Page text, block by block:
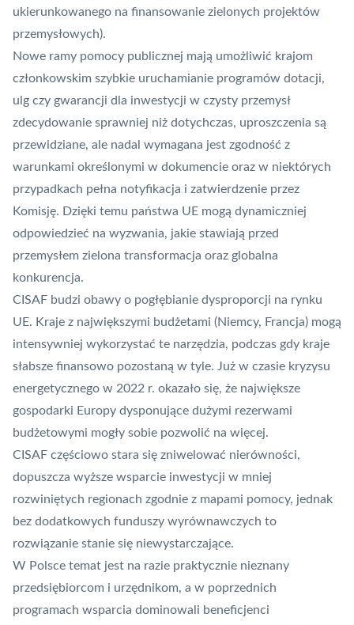
ukierunkowanego na finansowanie zielonych projektów
przemysłowych).
Nowe ramy pomocy publicznej mają umożliwić krajom
członkowskim szybkie uruchamianie programów dotacji,
ulg czy gwarancji dla inwestycji w czysty przemysł
zdecydowanie sprawniej niż dotychczas, uproszczenia są
przewidziane, ale nadal wymagana jest zgodność z
warunkami określonymi w dokumencie oraz w niektórych
przypadkach pełna notyfikacja i zatwierdzenie przez
Komisję. Dzięki temu państwa UE mogą dynamiczniej
odpowiedzieć na wyzwania, jakie stawiają przed
przemysłem zielona transformacja oraz globalna
konkurencja.
CISAF budzi obawy o pogłębianie dysproporcji na rynku
UE. Kraje z największymi budżetami (Niemcy, Francja) mogą
intensywniej wykorzystać te narzędzia, podczas gdy kraje
słabsze finansowo pozostaną w tyle. Już w czasie kryzysu
energetycznego w 2022 r. okazało się, że największe
gospodarki Europy dysponujące dużymi rezerwami
budżetowymi mogły sobie pozwolić na więcej.
CISAF częściowo stara się zniwelować nierówności,
dopuszcza wyższe wsparcie inwestycji w mniej
rozwiniętych regionach zgodnie z mapami pomocy, jednak
bez dodatkowych funduszy wyrównawczych to
rozwiązanie stanie się niewystarczające.
W Polsce temat jest na razie praktycznie nieznany
przedsiębiorcom i urzędnikom, a w poprzednich
programach wsparcia dominowali beneficjenci